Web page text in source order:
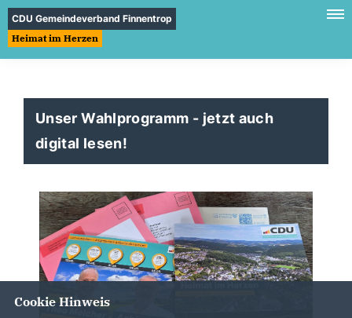
CDU Gemeindeverband Finnentrop
Heimat im Herzen
Unser Wahlprogramm - jetzt auch
digital lesen!
Cookie Hinweis